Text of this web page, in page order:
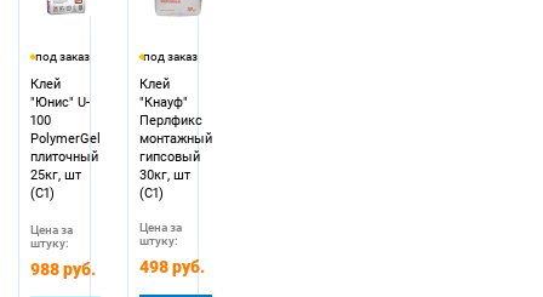
под заказ
Клей
"Юнис" U-
100
PolymerGel
плиточный
25кг, шт
(С1)
Цена за
штуку:
988 руб.
под заказ
Клей
"Кнауф"
Перлфикс
монтажный
гипсовый
30кг, шт
(С1)
Цена за
штуку:
498 руб.